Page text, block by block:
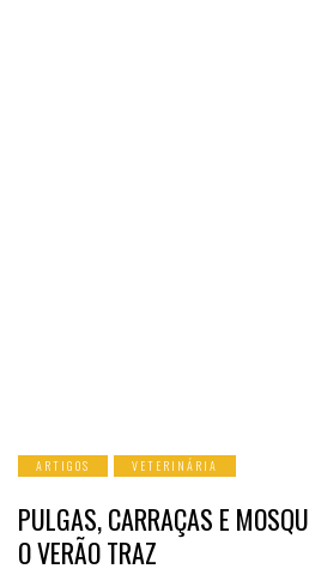
ARTIGOS VETERINÁRIA
PULGAS, CARRAÇAS E
O VERÃO TRAZ